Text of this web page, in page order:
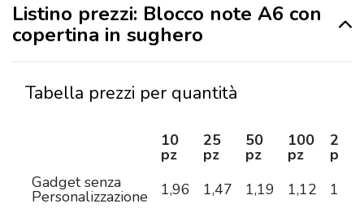
Listino prezzi: Blocco note A6 con
copertina in sughero
Tabella prezzi per quantità
10
pz
25
pz
50
pz
100
pz
250
pz
Gadget senza
Personalizzazione 1,96 1,47 1,19 1,12
1,04